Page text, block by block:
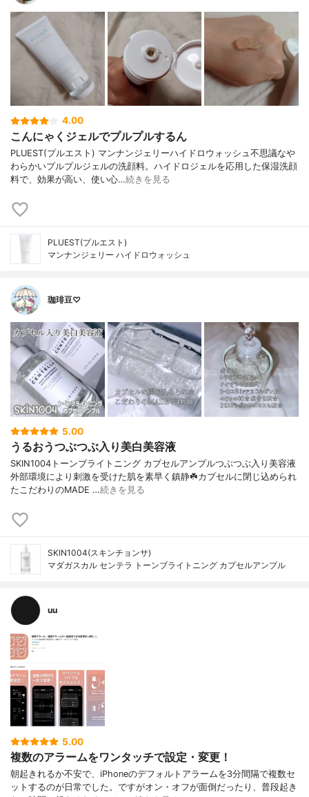
4.00
こんにゃくジェルでプルプルするん
PLUEST(プルエスト) マンナンジェリーハイドロウォッシュ不思議なや
わらかいプルプルジェルの洗顔料。ハイドロジェルを応用した保湿洗顔
料で、効果が高い、使い心…続きを見る
PLUEST(プルエスト)
マンナンジェリー ハイドロウォッシュ
珈琲豆♡
5.00
うるおうつぶつぶ入り美白美容液
SKIN1004トーンブライトニング カプセルアンプルつぶつぶ入り美容液
外部環境により刺激を受けた肌を素早く鎮静☘️カプセルに閉じ込められ
たこだわりのMADE …続きを見る
SKIN1004(スキンチョンサ)
マダガスカル センテラ トーンブライトニング カプセルアンプル
uu
5.00
複数のアラームをワンタッチで設定・変更！
朝起きれるか不安で、iPhoneのデフォルトアラームを3分間隔で複数セ
ットするのが日常でした。ですがオン・オフが面倒だったり、普段起き